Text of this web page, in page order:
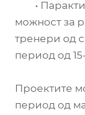
•
можност за
тренери од
период од
Проектите
период од